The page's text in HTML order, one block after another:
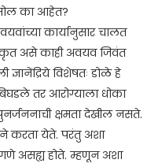
का आहेत?
कार्यानुसार चालत
असे काही अवयव जिवंत
विशेषतः डोळे हे
तर आरोग्याला धोका
क्षमता देखील नसते.
करता येते. परंतु अशा
असह्य होते. म्हणून अशा